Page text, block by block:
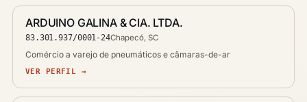
ARDUINO GALINA & CIA. LTDA.
83.301.937/0001-24Chapecó, SC
Comércio a varejo de pneumáticos e câmaras-de-ar
VER PERFIL →